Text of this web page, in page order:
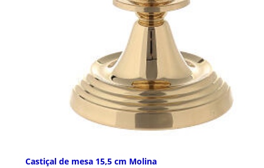
Castiçal de mesa 15,5 cm Molina